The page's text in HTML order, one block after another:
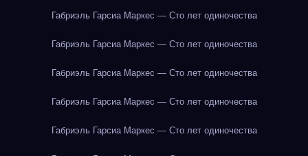
Габриэль Гарсиа Маркес — Сто лет одиночества
Габриэль Гарсиа Маркес — Сто лет одиночества
Габриэль Гарсиа Маркес — Сто лет одиночества
Габриэль Гарсиа Маркес — Сто лет одиночества
Габриэль Гарсиа Маркес — Сто лет одиночества